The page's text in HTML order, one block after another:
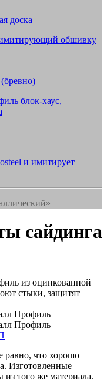
доска
обшивку
блок-хаус,
и имитирует
сайдинга
из оцинкованной
стыки, защитят
равно, что хорошо
Изготовленные
из того же материала,